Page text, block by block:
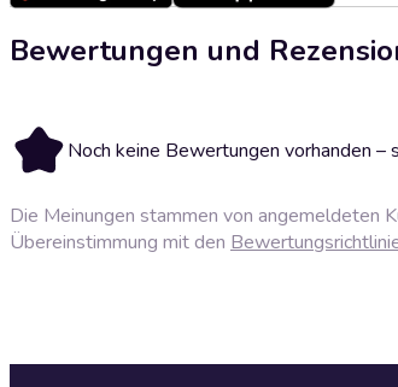
Bewertungen und
Noch keine Bewertungen vorhanden –
Die Meinungen stammen von angemeldeten
Übereinstimmung mit den